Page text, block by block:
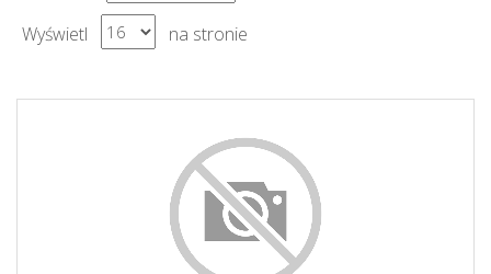
Wyświetl
na stronie